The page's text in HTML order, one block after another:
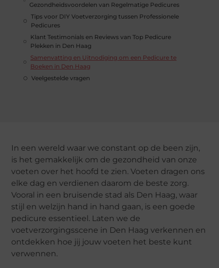
Gezondheidsvoordelen van Regelmatige Pedicures
Tips voor DIY Voetverzorging tussen Professionele
Pedicures
Klant Testimonials en Reviews van Top Pedicure
Plekken in Den Haag
Samenvatting en Uitnodiging om een Pedicure te
Boeken in Den Haag
Veelgestelde vragen
In een wereld waar we constant op de been zijn,
is het gemakkelijk om de gezondheid van onze
voeten over het hoofd te zien. Voeten dragen ons
elke dag en verdienen daarom de beste zorg.
Vooral in een bruisende stad als Den Haag, waar
stijl en welzijn hand in hand gaan, is een goede
pedicure essentieel. Laten we de
voetverzorgingsscene in Den Haag verkennen en
ontdekken hoe jij jouw voeten het beste kunt
verwennen.